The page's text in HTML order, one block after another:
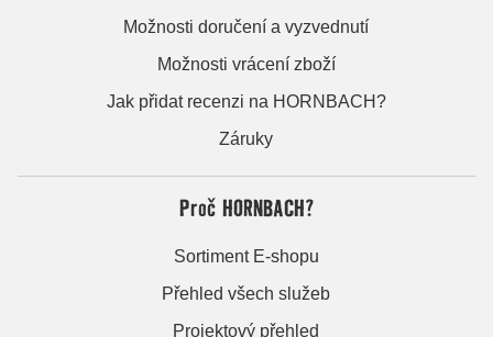
Možnosti doručení a vyzvednutí
Možnosti vrácení zboží
Jak přidat recenzi na HORNBACH?
Záruky
Proč HORNBACH?
Sortiment E-shopu
Přehled všech služeb
Projektový přehled